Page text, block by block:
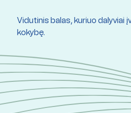
Vidutinis balas, kuriuo dalyviai
kokybę.